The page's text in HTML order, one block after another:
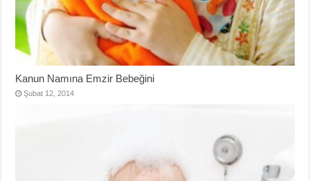
Kanun Namına Emzir Bebeğini
Şubat 12, 2014